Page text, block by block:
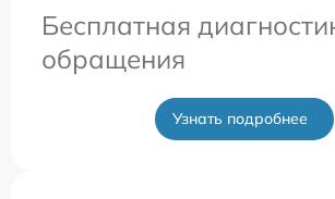
Бесплатная
обращения
Узнать подробнее